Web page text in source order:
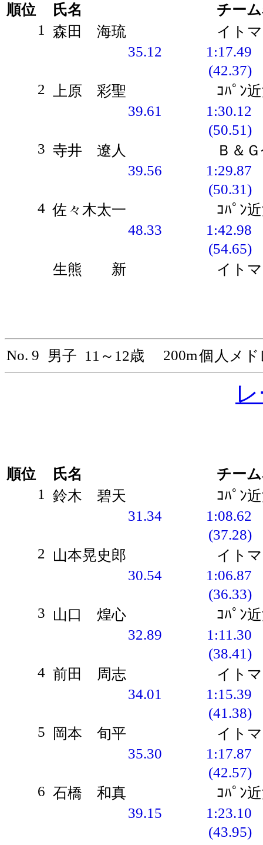
順位 氏名
チー
1
森田 海琉
イト
35.12
1:17.49
(42.37)
2
上原 彩聖
ｺﾊﾟﾝ
39.61
1:30.12
(50.51)
3 寺井 遼人
Ｂ＆
39.56
1:29.87
(50.31)
4 佐々木太一
ｺﾊﾟﾝ
48.33
1:42.98
(54.65)
生熊 新
イト
No. 9 男子 11～12歳 200m個人メド
順位 氏名
チー
1
鈴木 碧天
ｺﾊﾟﾝ
31.34
1:08.62
(37.28)
2 山本晃史郎
イト
30.54
1:06.87
(36.33)
3 山口 煌心
ｺﾊﾟﾝ
32.89
1:11.30
(38.41)
4 前田 周志
イト
34.01
1:15.39
(41.38)
5
岡本 旬平
イト
35.30
1:17.87
(42.57)
6 石橋 和真
ｺﾊﾟﾝ
39.15
1:23.10
(43.95)